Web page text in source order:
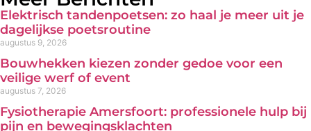
Elektrisch tandenpoetsen: zo haal je meer uit je
dagelijkse poetsroutine
augustus 9, 2026
Bouwhekken kiezen zonder gedoe voor een
veilige werf of event
augustus 7, 2026
Fysiotherapie Amersfoort: professionele hulp bij
pijn en bewegingsklachten